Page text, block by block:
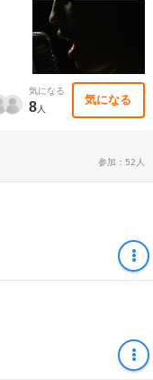
気になる
8人
気になる
参加：52人